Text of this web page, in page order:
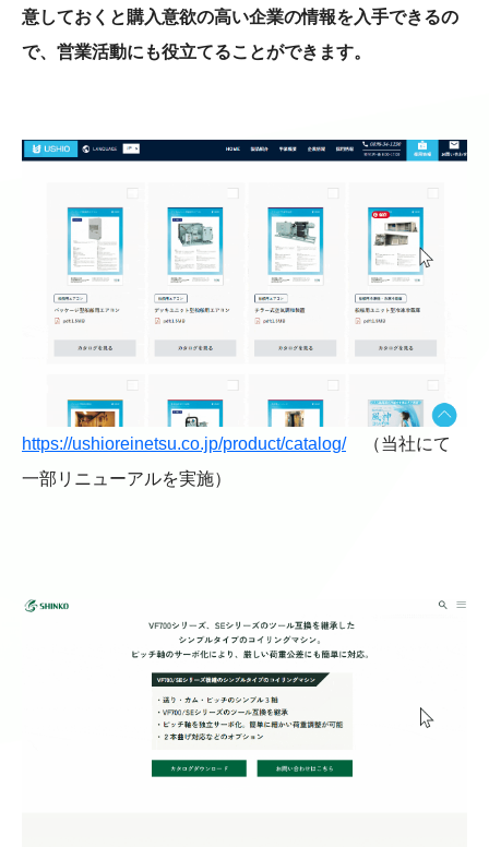
意しておくと購入意欲の高い企業の情報を入手できるの
で、営業活動にも役立てることができます。
https://ushioreinetsu.co.jp/product/catalog/（当社にて
一部リニューアルを実施）